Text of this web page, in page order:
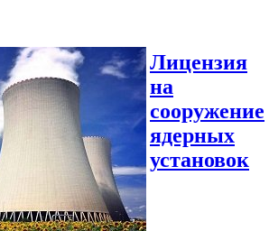
Лицензия
на
сооружение
ядерных
установок